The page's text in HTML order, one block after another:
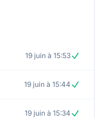
19 juin à 15:53
19 juin à 15:44
19 juin à 15:34